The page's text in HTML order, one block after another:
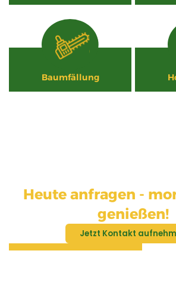
Baumfällung
Heute anfragen -
genießen!
Jetzt Kontakt